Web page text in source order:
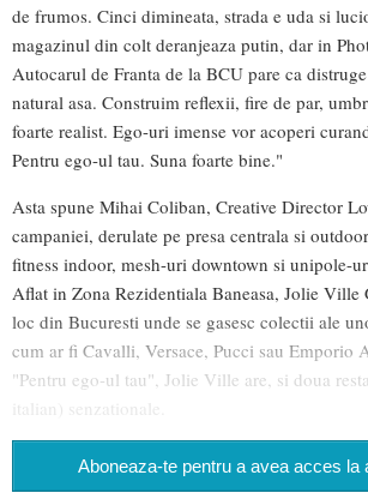
de frumos. Cinci dimineata, strada e uda si
magazinul din colt deranjeaza putin, dar in
Autocarul de Franta de la BCU pare ca
natural asa. Construim reflexii, fire de par,
foarte realist. Ego-uri imense vor acoperi
Pentru ego-ul tau. Suna foarte bine."
Asta spune Mihai Coliban, Creative Director
campaniei, derulate pe presa centrala si
fitness indoor, mesh-uri downtown si unipole-
Aflat in Zona Rezidentiala Baneasa, Jolie Ville
loc din Bucuresti unde se gasesc colectii ale
cum ar fi Cavalli, Versace, Pucci sau Emporio
"Pentru ego-ul tau", Jolie Ville are, si doua
italian) senzationale.
Aboneaza-te pentru a avea acces la